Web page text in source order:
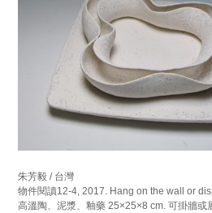
朱芳毅 / 台灣
物件閱讀12-4, 2017. Hang on the wall or
高溫陶、泥漿、釉藥 25×25×8 cm. 可掛牆或